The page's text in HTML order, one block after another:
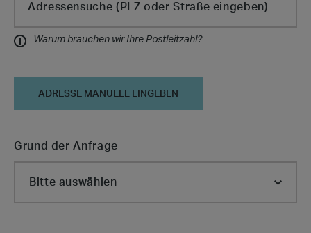
Cabin Type
Adressensuche (PLZ oder Straße eingeben)
Warum brauchen wir Ihre Postleitzahl?
ADRESSE MANUELL EINGEBEN
Grund der Anfrage